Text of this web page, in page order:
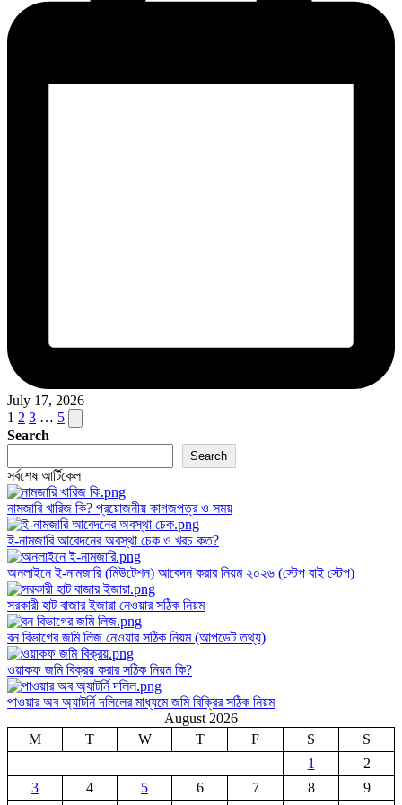
July 17, 2026
Posts
pagination
1 2 3 … 5 Next
page
Search
Search
সর্বশেষ আর্টিকেল
নামজারি খারিজ কি? প্রয়োজনীয় কাগজপত্র ও সময়
ই-নামজারি আবেদনের অবস্থা চেক ও খরচ কত?
অনলাইনে ই-নামজারি (মিউটেশন) আবেদন করার নিয়ম ২০২৬ (স্টেপ বাই স্টেপ)
সরকারী হাট বাজার ইজারা নেওয়ার সঠিক নিয়ম
বন বিভাগের জমি লিজ নেওয়ার সঠিক নিয়ম (আপডেট তথ্য)
ওয়াকফ জমি বিক্রয় করার সঠিক নিয়ম কি?
পাওয়ার অব অ্যাটর্নি দলিলের মাধ্যমে জমি বিক্রির সঠিক নিয়ম
August 2026
M
T W T F S
S
1
2
3
4 5 6 7 8
9